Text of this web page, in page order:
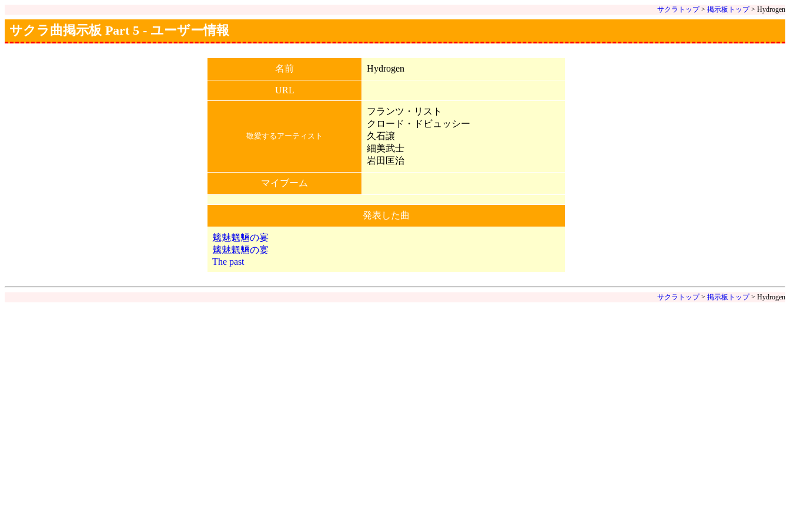
サクラトップ> 掲示板トップ> Hydrogen
サクラ曲掲示板 Part 5 - ユーザー情報
名前 Hydrogen
URL
敬愛するアーティスト
フランツ・リスト
クロード・ドビュッシー
久石譲
細美武士
岩田匡治
マイブーム
発表した曲
魑魅魍魎の宴
魑魅魍魎の宴
The past
サクラトップ> 掲示板トップ> Hydrogen